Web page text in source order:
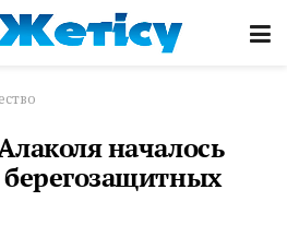
началось
берегозащитных